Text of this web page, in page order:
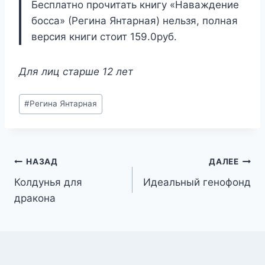
Бесплатно прочитать книгу «Наваждение
босса» (Регина Янтарная) нельзя, полная
версия книги стоит 159.0руб.
Для лиц старше 12 лет
Метки
записи:
#Регина Янтарная
Навигация
по
НАЗАД
Колдунья для
дракона
ДАЛЕЕ
Идеальный генофонд